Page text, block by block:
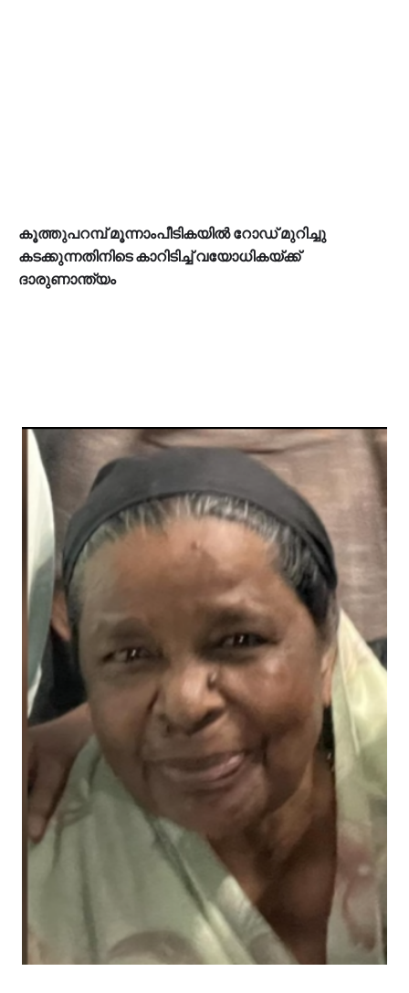
കൂത്തുപറമ്പ് മൂന്നാംപീടികയിൽ റോഡ് മുറിച്ചു
കടക്കുന്നതിനിടെ കാറിടിച്ച് വയോധികയ്ക്ക്
ദാരുണാന്ത്യം